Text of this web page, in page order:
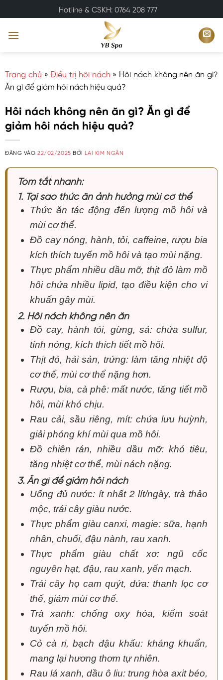
qua
nội
Hotline & CSKH: 0764 208 777
Trang chủ »Điều trị hôi nách » Hôi nách không nên ăn gì?
Ăn gì để giảm hôi nách hiệu quả?
Hôi nách không nên ăn gì? Ăn gì để
giảm hôi nách hiệu quả?
ĐĂNG VÀO22/02/2025 BỞI LAI KIM NGÂN
Tóm tắt nhanh:
1. Tại sao thức ăn ảnh hưởng mùi cơ thể
Thức ăn tác động đến lượng mồ hôi và
mùi cơ thể.
Đồ cay nóng, hành, tỏi, caffeine, rượu bia
kích thích tuyến mồ hôi và tạo mùi nặng.
Thực phẩm nhiều dầu mỡ, thịt đỏ làm mồ
hôi chứa nhiều lipid, tạo điều kiện cho vi
khuẩn gây mùi.
2. Hôi nách không nên ăn
Đồ cay, hành tỏi, gừng, sả: chứa sulfur,
tính nóng, kích thích tiết mồ hôi.
Thịt đỏ, hải sản, trứng: làm tăng nhiệt độ
cơ thể, mùi cơ thể nặng hơn.
Rượu, bia, cà phê: mất nước, tăng tiết mồ
hôi, mùi khó chịu.
Rau cải, sầu riêng, mít: chứa lưu huỳnh,
giải phóng khí mùi qua mồ hôi.
Đồ chiên rán, nhiều dầu mỡ: khó tiêu,
tăng nhiệt cơ thể, mùi nách nặng.
3. Ăn gì để giảm hôi nách
Uống đủ nước: ít nhất 2 lít/ngày, trà thảo
mộc, trái cây giàu nước.
Thực phẩm giàu canxi, magie: sữa, hạnh
nhân, chuối, đậu nành, rau xanh.
Thực phẩm giàu chất xơ: ngũ cốc
nguyên hạt, đậu, rau xanh, yến mạch.
Trái cây họ cam quýt, dứa: thanh lọc cơ
thể, giảm mùi cơ thể.
Trà xanh: chống oxy hóa, kiểm soát
tuyến mồ hôi.
Cỏ cà ri, bạch đậu khấu: kháng khuẩn,
mang lại hương thơm tự nhiên.
Rau lá xanh, dầu ô liu: trung hòa axit béo,